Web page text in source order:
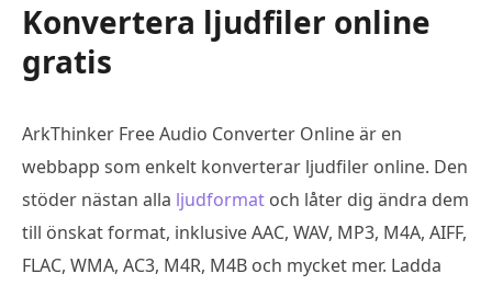
Konvertera ljudfiler online
gratis
ArkThinker Free Audio Converter Online är en
webbapp som enkelt konverterar ljudfiler online. Den
stöder nästan alla ljudformat och låter dig ändra dem
till önskat format, inklusive AAC, WAV, MP3, M4A, AIFF,
FLAC, WMA, AC3, M4R, M4B och mycket mer. Ladda